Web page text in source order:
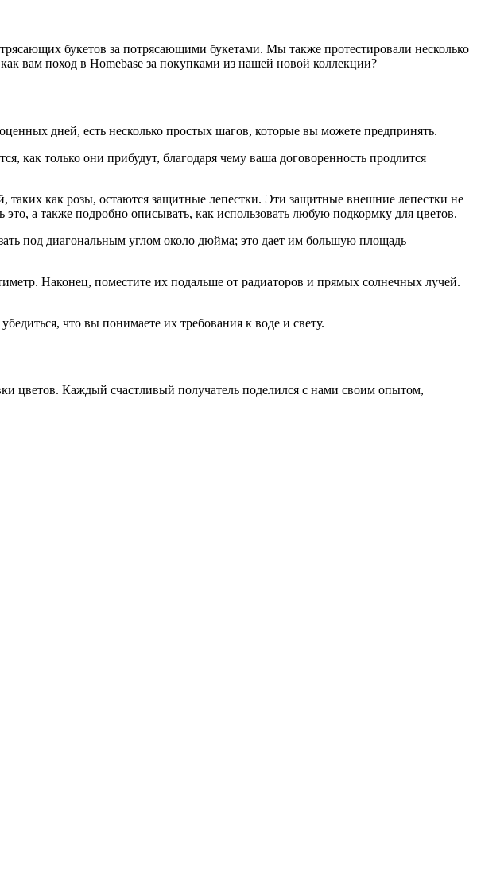
букетов за потрясающими букетами. Мы также протестировали несколько
вам поход в Homebase за покупками из нашей новой коллекции?
дней, есть несколько простых шагов, которые вы можете предпринять.
как только они прибудут, благодаря чему ваша договоренность продлится
таких как розы, остаются защитные лепестки. Эти защитные внешние лепестки не
а также подробно описывать, как использовать любую подкормку для цветов.
под диагональным углом около дюйма; это дает им большую площадь
Наконец, поместите их подальше от радиаторов и прямых солнечных лучей.
что вы понимаете их требования к воде и свету.
цветов. Каждый счастливый получатель поделился с нами своим опытом,